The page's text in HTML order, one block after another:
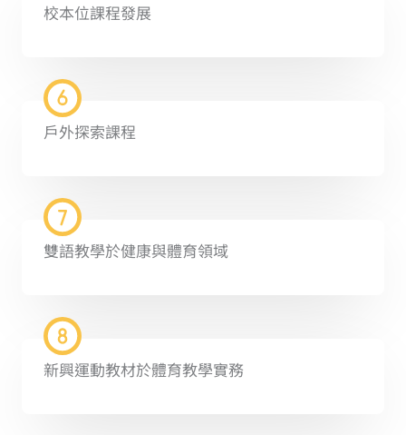
校本位課程發展
戶外探索課程
雙語教學於健康與體育領域
新興運動教材於體育教學實務